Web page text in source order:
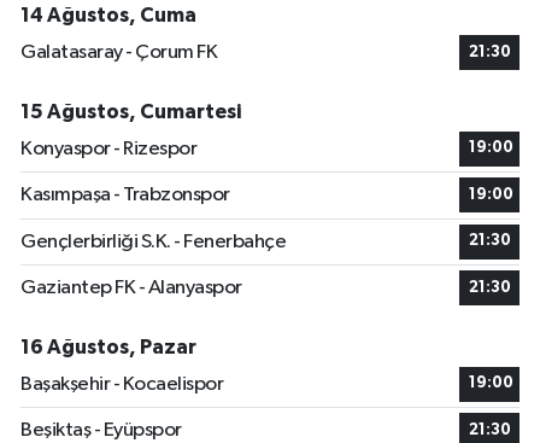
14 Ağustos, Cuma
Galatasaray - Çorum FK
21:30
15 Ağustos, Cumartesi
Konyaspor - Rizespor
19:00
Kasımpaşa - Trabzonspor 19:00
Gençlerbirliği S.K. - Fenerbahçe 21:30
Gaziantep FK - Alanyaspor 21:30
16 Ağustos, Pazar
Başakşehir - Kocaelispor
19:00
Beşiktaş - Eyüpspor 21:30